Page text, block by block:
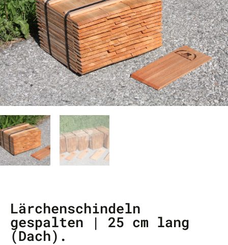
Lärchenschindeln
gespalten | 25 cm lang
(Dach).